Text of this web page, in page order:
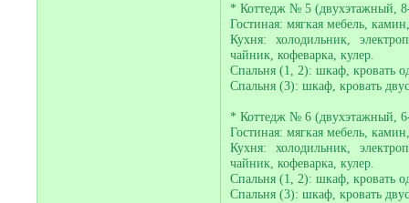
* Коттедж № 5 (двухэтажный,
Гостиная: мягкая мебель,
Кухня: холодильник,
чайник, кофеварка, кулер.
Спальня (1, 2): шкаф, кровать
Спальня (3): шкаф, кровать
* Коттедж № 6 (двухэтажный,
Гостиная: мягкая мебель,
Кухня: холодильник,
чайник, кофеварка, кулер.
Спальня (1, 2): шкаф, кровать
Спальня (3): шкаф, кровать